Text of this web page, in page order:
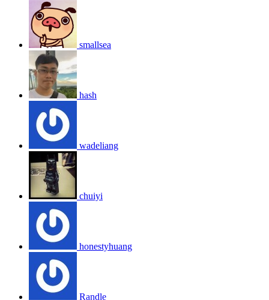
smallsea
hash
wadeliang
chuiyi
honestyhuang
Randle